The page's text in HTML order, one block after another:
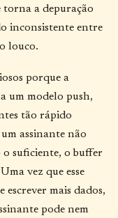
torna a depuração
inconsistente entre
louco.
porque a
um modelo push,
tão rápido
assinante não
o suficiente, o buffer
vez que esse
escrever mais dados,
pode nem